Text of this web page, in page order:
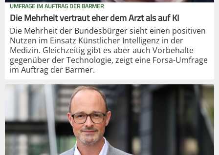
UMFRAGE IM AUFTRAG DER BARMER
Die Mehrheit vertraut eher dem Arzt als auf KI
Die Mehrheit der Bundesbürger sieht einen positiven
Nutzen im Einsatz Künstlicher Intelligenz in der
Medizin. Gleichzeitig gibt es aber auch Vorbehalte
gegenüber der Technologie, zeigt eine Forsa-Umfrage
im Auftrag der Barmer.